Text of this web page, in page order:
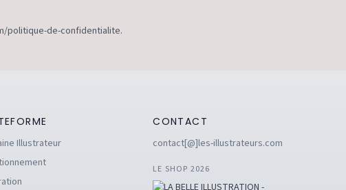
politique-de-confidentialite.
Illustrateur
CONTACT
contact[@]les-illustrateurs.com
LE SHOP 2026